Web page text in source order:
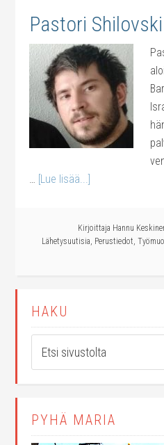
Pastori
… [Lue lisää...]
Kirjoittaja Hannu
Lähetysuutisia, Perustiedot,
HAKU
PYHÄ MARIA